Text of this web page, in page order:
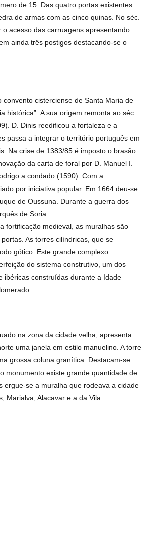
de 15. Das quatro portas existentes
de armas com as cinco quinas. No séc.
acesso das carruagens apresentando
ainda três postigos destacando-se o
cisterciense de Santa Maria de
histórica”. A sua origem remonta ao séc.
D. Dinis reedificou a fortaleza e a
passa a integrar o território português em
Na crise de 1383/85 é imposto o brasão
da carta de foral por D. Manuel I.
a condado (1590). Com a
por iniciativa popular. Em 1664 deu-se
de Oussuna. Durante a guerra dos
de Soria.
fortificação medieval, as muralhas são
As torres cilíndricas, que se
gótico. Este grande complexo
do sistema construtivo, um dos
ibéricas construídas durante a Idade
na zona da cidade velha, apresenta
uma janela em estilo manuelino. A torre
grossa coluna granítica. Destacam-se
monumento existe grande quantidade de
ergue-se a muralha que rodeava a cidade
Marialva, Alacavar e a da Vila.